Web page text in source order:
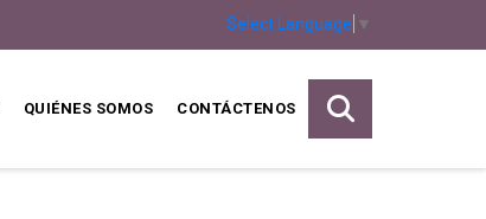
Select Language ▼
QUIÉNES SOMOS CONTÁCTENOS